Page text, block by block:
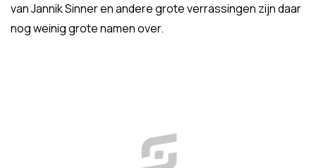
van Jannik Sinner en andere grote verrassingen zijn daar
nog weinig grote namen over.